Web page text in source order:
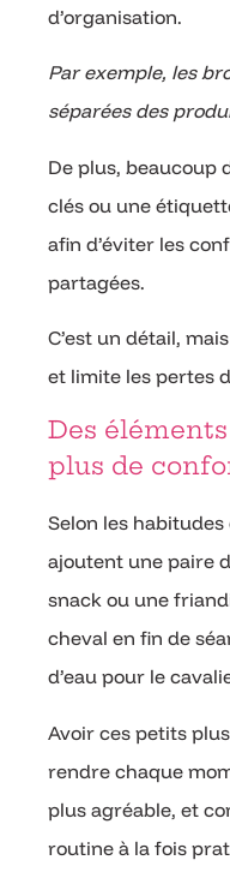
d’organisation.
Par exemple, les
séparées des
De plus, beaucoup
clés ou une
afin d’éviter les
partagées.
C’est un détail,
et limite les pertes
Des
plus de
Selon les
ajoutent une paire
snack ou une
cheval en fin de
d’eau pour le
Avoir ces petits
rendre chaque
plus agréable, et
routine à la fois